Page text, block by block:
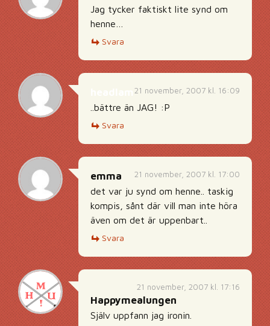
Jag tycker faktiskt lite synd om
henne…
Svara
21 november, 2007 kl. 16:09
..bättre än JAG! :P
Svara
21 november, 2007 kl. 17:00
emma
det var ju synd om henne.. taskig
kompis, sånt där vill man inte höra
även om det är uppenbart..
Svara
21 november, 2007 kl. 17:16
Happymealungen
Själv uppfann jag ironin.